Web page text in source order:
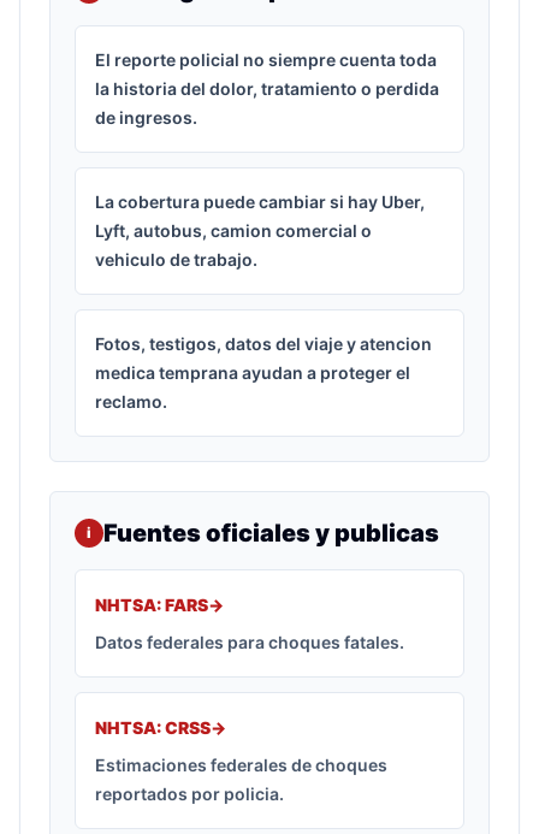
El reporte policial no siempre cuenta toda
la historia del dolor, tratamiento o perdida
de ingresos.
La cobertura puede cambiar si hay Uber,
Lyft, autobus, camion comercial o
vehiculo de trabajo.
Fotos, testigos, datos del viaje y atencion
medica temprana ayudan a proteger el
reclamo.
i Fuentes oficiales y publicas
NHTSA: FARS->
Datos federales para choques fatales.
NHTSA: CRSS->
Estimaciones federales de choques
reportados por policia.